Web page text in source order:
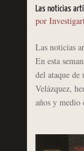
Las noticias
por
Las noticias
En esta
del ataque de
Velázquez,
años y medio